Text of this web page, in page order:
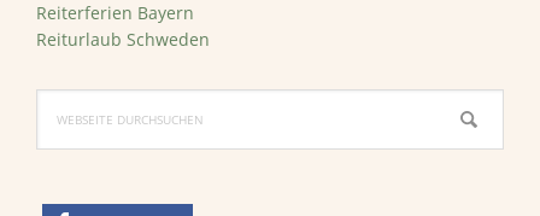
Reiterferien Bayern
Reiturlaub Schweden
durchsuchen